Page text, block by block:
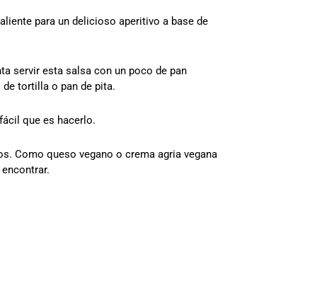
para un delicioso aperitivo a base de
servir esta salsa con un poco de pan
de tortilla o pan de pita.
que es hacerlo.
Como queso vegano o crema agria vegana